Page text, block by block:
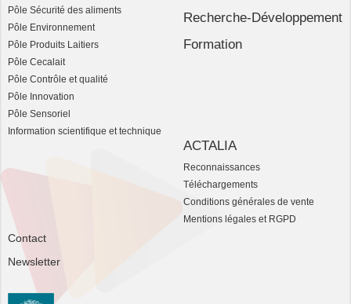
Pôle Sécurité des aliments
Pôle Environnement
Pôle Produits Laitiers
Pôle Cecalait
Pôle Contrôle et qualité
Pôle Innovation
Pôle Sensoriel
Information scientifique et technique
Recherche-Développement
Formation
ACTALIA
Reconnaissances
Téléchargements
Conditions générales de vente
Mentions légales et RGPD
Contact
Newsletter